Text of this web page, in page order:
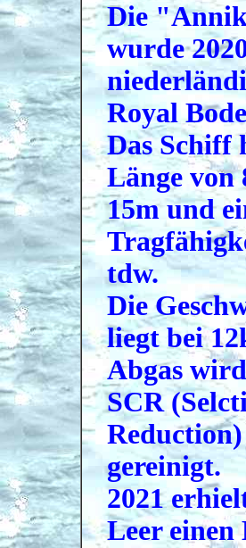
Die
wurde
Royal
Das Schiff
Länge von
15m und
tdw.
Die
liegt bei
Abgas
SCR
gereinigt.
2021
Leer